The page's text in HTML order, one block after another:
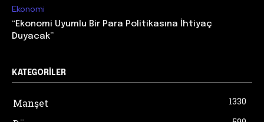
Ekonomi
“Ekonomi Uyumlu Bir Para Politikasına İhtiyaç
Duyacak”
KATEGORILER
Manşet 1330